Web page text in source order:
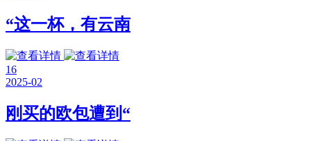
“这一杯，有云南
16
2025-02
刚买的欧包遭到“